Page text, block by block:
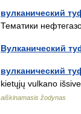
вулканический
Тематики
Вулканический
вулканический
kietųjų vulkano
aiškinamasis žodynas